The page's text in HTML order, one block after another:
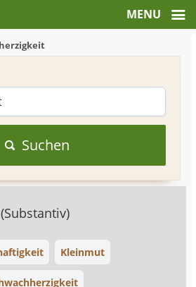
Suchen
(Substantiv)
Kleinmut